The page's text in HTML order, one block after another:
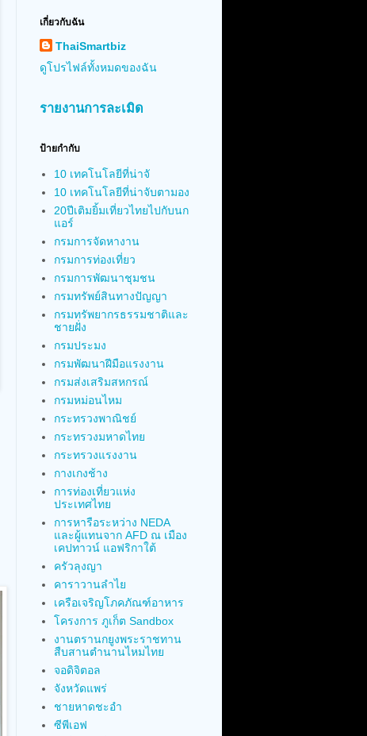
เกี่ยวกับฉัน
ThaiSmartbiz
ดูโปรไฟล์ทั้งหมดของฉัน
รายงานการละเมิด
ป้ายกำกับ
10 เทคโนโลยีที่น่าจั
10 เทคโนโลยีที่น่าจับตามอง
20ปีเติมยิ้มเที่ยวไทยไปกับนก
แอร์
กรมการจัดหางาน
กรมการท่องเที่ยว
กรมการพัฒนาชุมชน
กรมทรัพย์สินทางปัญญา
กรมทรัพยากรธรรมชาติและ
ชายฝั่ง
กรมประมง
กรมพัฒนาฝีมือแรงงาน
กรมส่งเสริมสหกรณ์
กรมหม่อนไหม
กระทรวงพาณิชย์
กระทรวงมหาดไทย
กระทรวงแรงงาน
กางเกงช้าง
การท่องเที่ยวแห่ง
ประเทศไทย
การหารือระหว่าง NEDA
และผู้แทนจาก AFD ณ เมือง
เคปทาวน์ แอฟริกาใต้
ครัวลุงญา
คาราวานลำไย
เครือเจริญโภคภัณฑ์อาหาร
โครงการ ภูเก็ต Sandbox
งานตรานกยูงพระราชทาน
สืบสานตำนานไหมไทย
จอดิจิตอล
จังหวัดแพร่
ชายหาดชะอำ
ซีพีเอฟ